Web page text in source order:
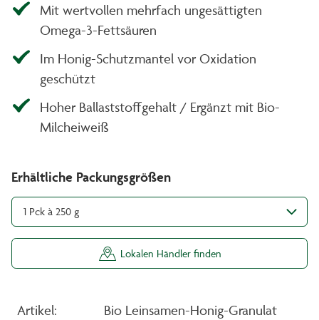
Mit wertvollen mehrfach ungesättigten
Omega-3-Fettsäuren
Im Honig-Schutzmantel vor Oxidation
geschützt
Hoher Ballaststoffgehalt / Ergänzt mit Bio-
Milcheiweiß
Erhältliche Packungsgrößen
1 Pck à 250 g
Lokalen Händler finden
Artikel:
Bio Leinsamen-Honig-Granulat